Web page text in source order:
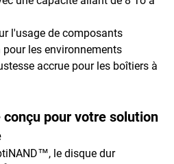
l'usage de composants
les environnements
accrue pour les boîtiers à
pour votre solution
le disque dur